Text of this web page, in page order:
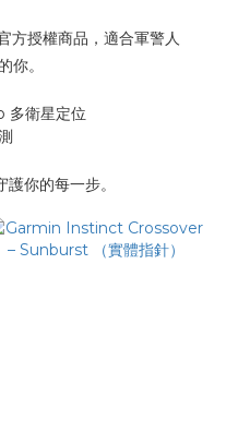
方授權商品，適合軍警人
你。
多衛星定位
護你的每一步。